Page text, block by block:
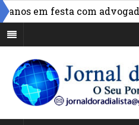
festa com advogado